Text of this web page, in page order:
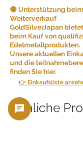
🟢 Unterstützung
Weiterverkauf
GoldSilverJapan
beim Kauf von
Edelmetallprodukten.
Unsere aktuellen
und die
finden Sie hier.
👉 Einkaufsliste
Ähnliche